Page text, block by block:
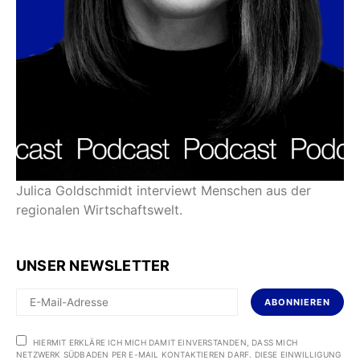
Julica Goldschmidt interviewt Menschen aus der
regionalen Wirtschaftswelt.
UNSER NEWSLETTER
ABONNIEREN
HIERMIT ERKLÄRE ICH MICH DAMIT EINVERSTANDEN, DASS MICH
NETZWERK SÜDBADEN PER E-MAIL KONTAKTIEREN DARF. DIESE EINWILLIGUNG